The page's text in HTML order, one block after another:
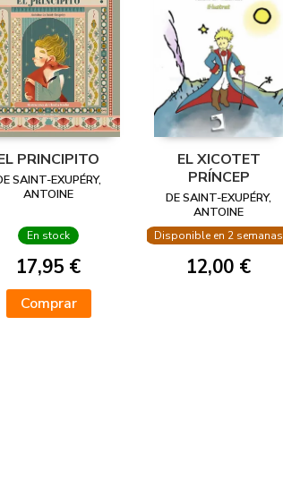
PRINCIPITO
SAINT-EXUPÉRY,
ANTOINE
En stock
17,95 €
Comprar
EL XICOTET
PRÍNCEP
DE SAINT-EXUPÉRY,
ANTOINE
Disponible en 2 semanas
12,00 €